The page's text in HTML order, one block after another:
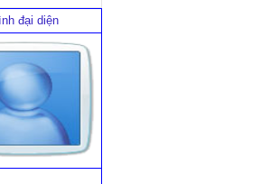
đại diện